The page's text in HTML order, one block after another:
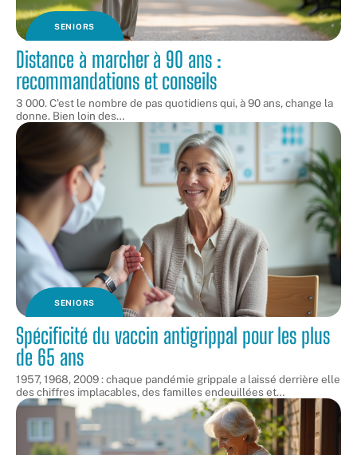
SENIORS
Distance à marcher à 90 ans :
recommandations et conseils
3 000. C'est le nombre de pas quotidiens qui, à 90 ans, change la
donne. Bien loin des…
SENIORS
Spécificité du vaccin antigrippal pour les plus
de 65 ans
1957, 1968, 2009 : chaque pandémie grippale a laissé derrière elle
des chiffres implacables, des familles endeuillées et…